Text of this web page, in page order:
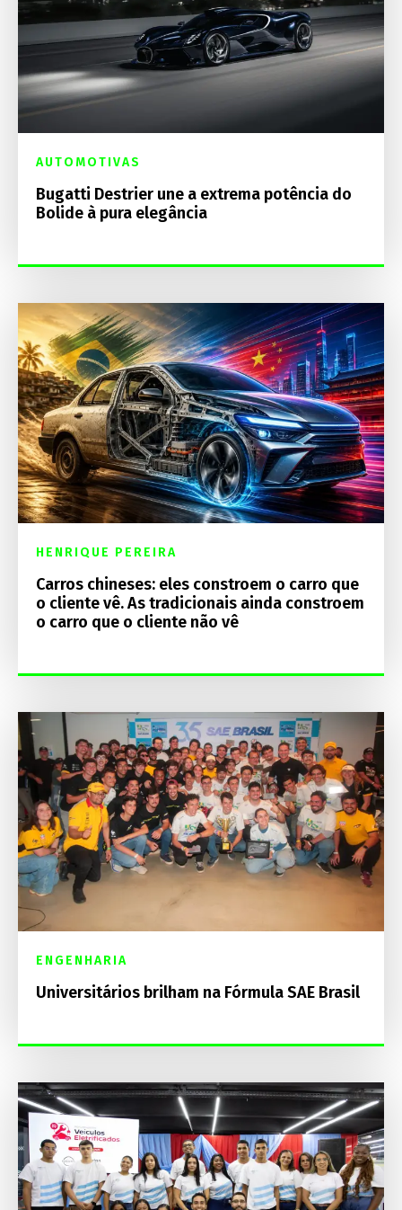
AUTOMOTIVAS
Bugatti Destrier une a extrema potência do
Bolide à pura elegância
HENRIQUE PEREIRA
Carros chineses: eles constroem o carro que
o cliente vê. As tradicionais ainda constroem
o carro que o cliente não vê
ENGENHARIA
Universitários brilham na Fórmula SAE Brasil